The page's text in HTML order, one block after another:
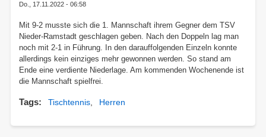
Do., 17.11.2022 - 06:58
Mit 9-2 musste sich die 1. Mannschaft ihrem Gegner dem TSV
Nieder-Ramstadt geschlagen geben. Nach den Doppeln lag man
noch mit 2-1 in Führung. In den darauffolgenden Einzeln konnte
allerdings kein einziges mehr gewonnen werden. So stand am
Ende eine verdiente Niederlage. Am kommenden Wochenende ist
die Mannschaft spielfrei.
Tags Tischtennis Herren